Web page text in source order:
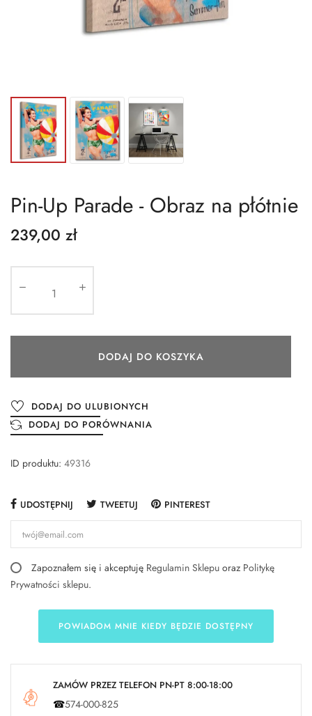
Pin-Up Parade - Obraz na płótnie
239,00 zł
DODAJ DO KOSZYKA
DODAJ DO ULUBIONYCH
DODAJ DO PORÓWNANIA
ID produktu: 49316
UDOSTĘPNIJ TWEETUJ PINTEREST
Zapoznałem się i akceptuję Regulamin Sklepu oraz Politykę
Prywatności sklepu.
POWIADOM MNIE KIEDY BĘDZIE DOSTĘPNY
ZAMÓW PRZEZ TELEFON PN-PT 8:00-18:00
☎574-000-825